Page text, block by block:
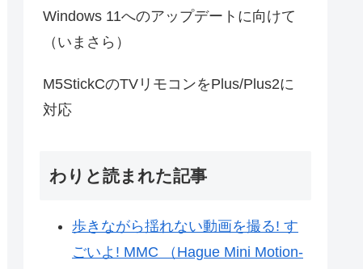
Windows 11へのアップデートに向けて
（いまさら）
M5StickCのTVリモコンをPlus/Plus2に
対応
わりと読まれた記事
歩きながら揺れない動画を撮る! す
ごいよ! MMC （Hague Mini Motion-